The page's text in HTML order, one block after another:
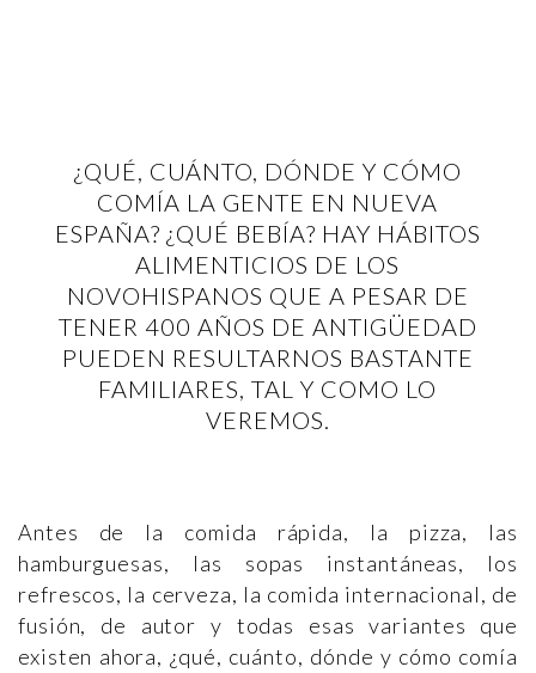
¿QUÉ, CUÁNTO, DÓNDE Y CÓMO
COMÍA LA GENTE EN NUEVA
ESPAÑA? ¿QUÉ BEBÍA? HAY HÁBITOS
ALIMENTICIOS DE LOS
NOVOHISPANOS QUE A PESAR DE
TENER 400 AÑOS DE ANTIGÜEDAD
PUEDEN RESULTARNOS BASTANTE
FAMILIARES, TAL Y COMO LO
VEREMOS.
Antes de la comida rápida, la pizza, las
hamburguesas, las sopas instantáneas, los
refrescos, la cerveza, la comida internacional, de
fusión, de autor y todas esas variantes que
existen ahora, ¿qué, cuánto, dónde y cómo comía